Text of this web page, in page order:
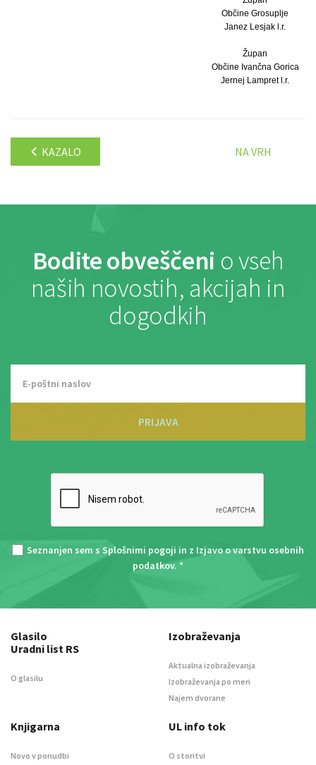
Občine Grosuplje
Janez Lesjak l.r.
Župan
Občine Ivančna Gorica
Jernej Lampret l.r.
KAZALO NA VRH
Bodite obveščeni o vseh
naših novostih, akcijah in
dogodkih
PRIJAVA
Seznanjen sem s Splošnimi pogoji in z Izjavo o varstvu osebnih
podatkov. *
Glasilo
Uradni list RS
O glasilu
Izobraževanja
Aktualna izobraževanja
Izobraževanja po meri
Najem dvorane
Knjigarna
Novo v ponudbi
UL info tok
O storitvi